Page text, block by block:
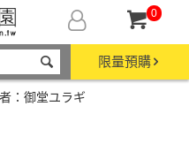
0
限量預購
：御堂ユラギ